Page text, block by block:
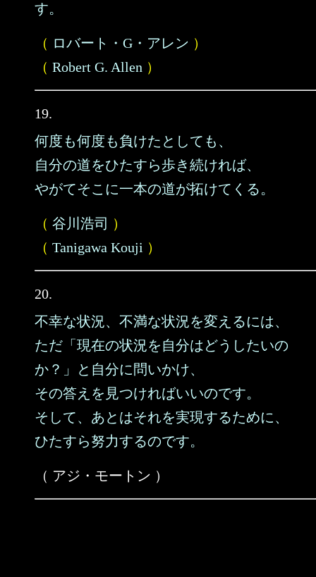
す。
（ ロバート・G・アレン ）
（ Robert G. Allen ）
19.
何度も何度も負けたとしても、
自分の道をひたすら歩き続ければ、
やがてそこに一本の道が拓けてくる。
（ 谷川浩司 ）
（ Tanigawa Kouji ）
20.
不幸な状況、不満な状況を変えるには、
ただ「現在の状況を自分はどうしたいの
か？」と自分に問いかけ、
その答えを見つければいいのです。
そして、あとはそれを実現するために、
ひたすら努力するのです。
（ アジ・モートン ）